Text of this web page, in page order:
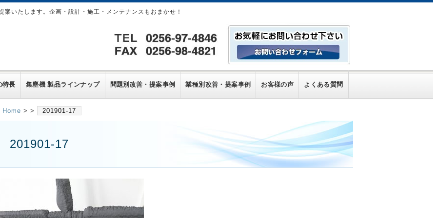
いたします。企画・設計・施工・メンテナンスもおまかせ！
特長 集塵機 製品ラインナップ 問題別改善・提案事例 業種別改善・提案事例 お客様の声 よくある質問
Home > > 201901-17
201901-17